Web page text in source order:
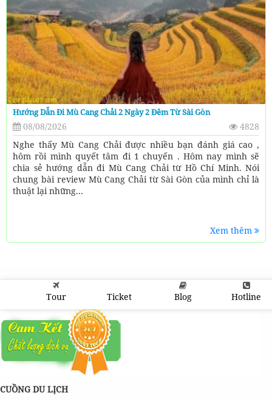
Hướng Dẫn Đi Mù Cang Chải 2 Ngày 2 Đêm Từ Sài Gòn
08/08/2026
4828
Nghe thấy Mù Cang Chải được nhiều bạn đánh giá cao ,
hôm rồi mình quyết tâm đi 1 chuyến . Hôm nay mình sẽ
chia sẻ hướng dẫn đi Mù Cang Chải từ Hồ Chí Minh. Nói
chung bài review Mù Cang Chải từ Sài Gòn của mình chỉ là
thuật lại những...
Xem thêm
Tour Ticket Blog Hotline
CUỒNG DU LỊCH